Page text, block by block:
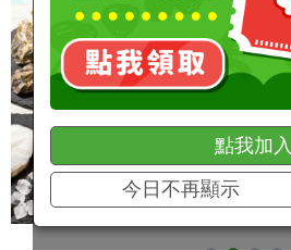
點我加入
今日不再顯示